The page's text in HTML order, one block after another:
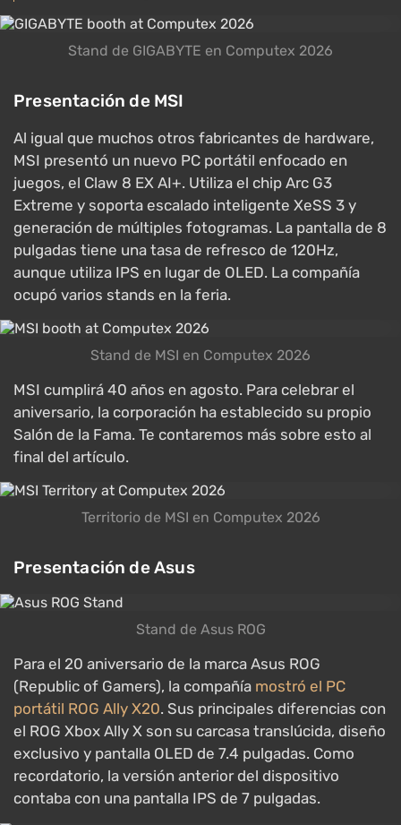
Stand de GIGABYTE en Computex 2026
Presentación de MSI
Al igual que muchos otros fabricantes de hardware,
MSI presentó un nuevo PC portátil enfocado en
juegos, el Claw 8 EX AI+. Utiliza el chip Arc G3
Extreme y soporta escalado inteligente XeSS 3 y
generación de múltiples fotogramas. La pantalla de 8
pulgadas tiene una tasa de refresco de 120Hz,
aunque utiliza IPS en lugar de OLED. La compañía
ocupó varios stands en la feria.
Stand de MSI en Computex 2026
MSI cumplirá 40 años en agosto. Para celebrar el
aniversario, la corporación ha establecido su propio
Salón de la Fama. Te contaremos más sobre esto al
final del artículo.
Territorio de MSI en Computex 2026
Presentación de Asus
Stand de Asus ROG
Para el 20 aniversario de la marca Asus ROG
(Republic of Gamers), la compañía mostró el PC
portátil ROG Ally X20. Sus principales diferencias con
el ROG Xbox Ally X son su carcasa translúcida, diseño
exclusivo y pantalla OLED de 7.4 pulgadas. Como
recordatorio, la versión anterior del dispositivo
contaba con una pantalla IPS de 7 pulgadas.